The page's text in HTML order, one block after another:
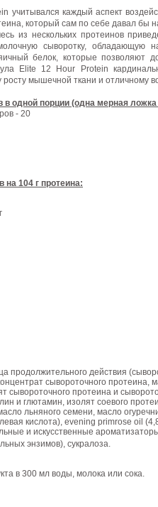
учитывался каждый аспект
который сам по себе давал
из нескольких протеинов
сыворотку, обладающую
белок, которые позволяют
Elite 12 Hour Protein
росту мышечной ткани и отличному
одной порции (одна мерная ложка
- 20
104 г протеина:
продолжительного действия
сывороточного протеина,
сывороточного протеина и
и глютамин, изолят соевого
льняного семени, масло
кислота), evening primrose oil
и искусственные
энзимов), сукралоза.
в 300 мл воды, молока или сока.